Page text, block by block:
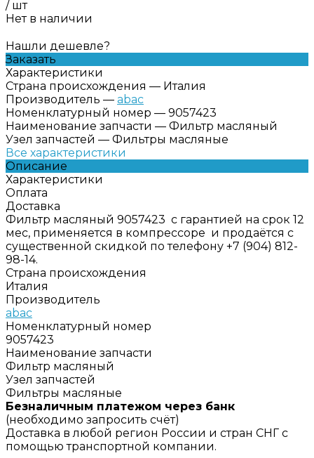
/ шт
Нет в наличии
Нашли дешевле?
Заказать
Характеристики
Страна происхождения — Италия
Производитель — abac
Номенклатурный номер — 9057423
Наименование запчасти — Фильтр масляный
Узел запчастей — Фильтры масляные
Все характеристики
Описание
Характеристики
Оплата
Доставка
Фильтр масляный 9057423 с гарантией на срок 12
мес, применяется в компрессоре и продаётся с
существенной скидкой по телефону +7 (904) 812-
98-14.
Страна происхождения
Италия
Производитель
abac
Номенклатурный номер
9057423
Наименование запчасти
Фильтр масляный
Узел запчастей
Фильтры масляные
Безналичным платежом через банк
(необходимо запросить счёт)
Доставка в любой регион России и стран СНГ с
помощью транспортной компании.